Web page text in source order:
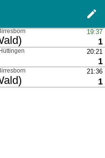
edit
19:37
1
20:21
1
21:36
1